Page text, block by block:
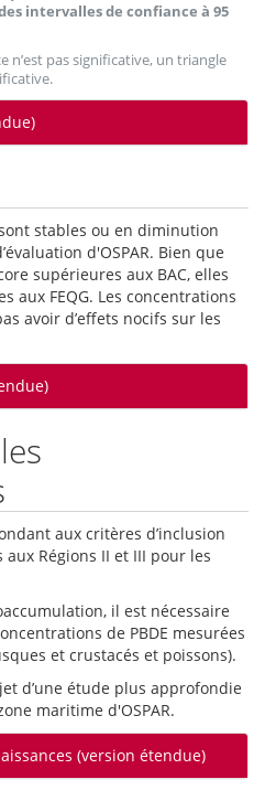
intervalles de confiance à 95
n’est pas significative, un triangle
stables ou en diminution
d'OSPAR. Bien que
supérieures aux BAC, elles
aux FEQG. Les concentrations
avoir d’effets nocifs sur les
aux critères d’inclusion
Régions II et III pour les
il est nécessaire
de PBDE mesurées
et crustacés et poissons).
d’une étude plus approfondie
maritime d'OSPAR.
(version étendue)